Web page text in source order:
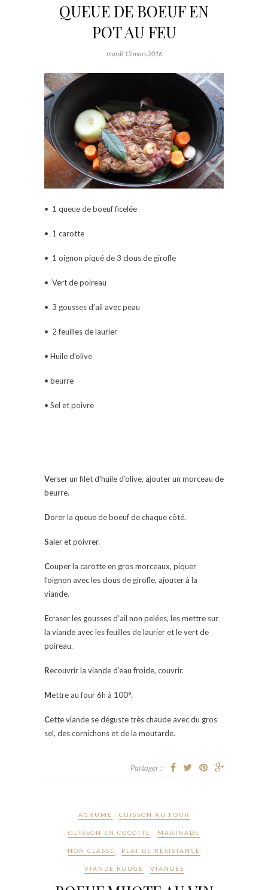
QUEUE DE BOEUF EN
POT AU FEU
mardi 15 mars 2016
• 1 queue de boeuf ficelée
• 1 carotte
• 1 oignon piqué de 3 clous de girofle
• Vert de poireau
• 3 gousses d’ail avec peau
• 2 feuilles de laurier
• Huile d’olive
• beurre
• Sel et poivre
Verser un filet d’huile d’olive, ajouter un morceau de
beurre.
Dorer la queue de boeuf de chaque côté.
Saler et poivrer.
Couper la carotte en gros morceaux, piquer
l’oignon avec les clous de girofle, ajouter à la
viande.
Ecraser les gousses d’ail non pelées, les mettre sur
la viande avec les feuilles de laurier et le vert de
poireau.
Recouvrir la viande d’eau froide, couvrir.
Mettre au four 6h à 100°.
Cette viande se déguste très chaude avec du gros
sel, des cornichons et de la moutarde.
Partager :
AGRUME CUISSON AU FOUR
CUISSON EN COCOTTE MARINADE
NON CLASSÉ PLAT DE RÉSISTANCE
VIANDE ROUGE VIANDES